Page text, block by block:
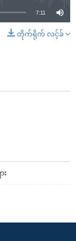
7:11
တိုက်ရိုက် လင့်ခ်
း